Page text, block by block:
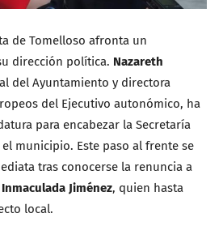
de Tomelloso afronta un
dirección política. Nazareth
del Ayuntamiento y directora
del Ejecutivo autonómico, ha
para encabezar la Secretaría
municipio. Este paso al frente se
tras conocerse la renuncia a
Inmaculada Jiménez, quien hasta
local.